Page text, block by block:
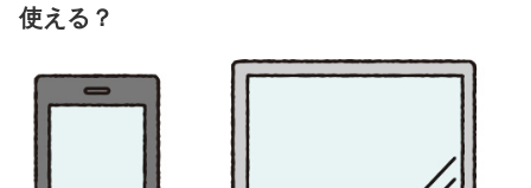
使える？